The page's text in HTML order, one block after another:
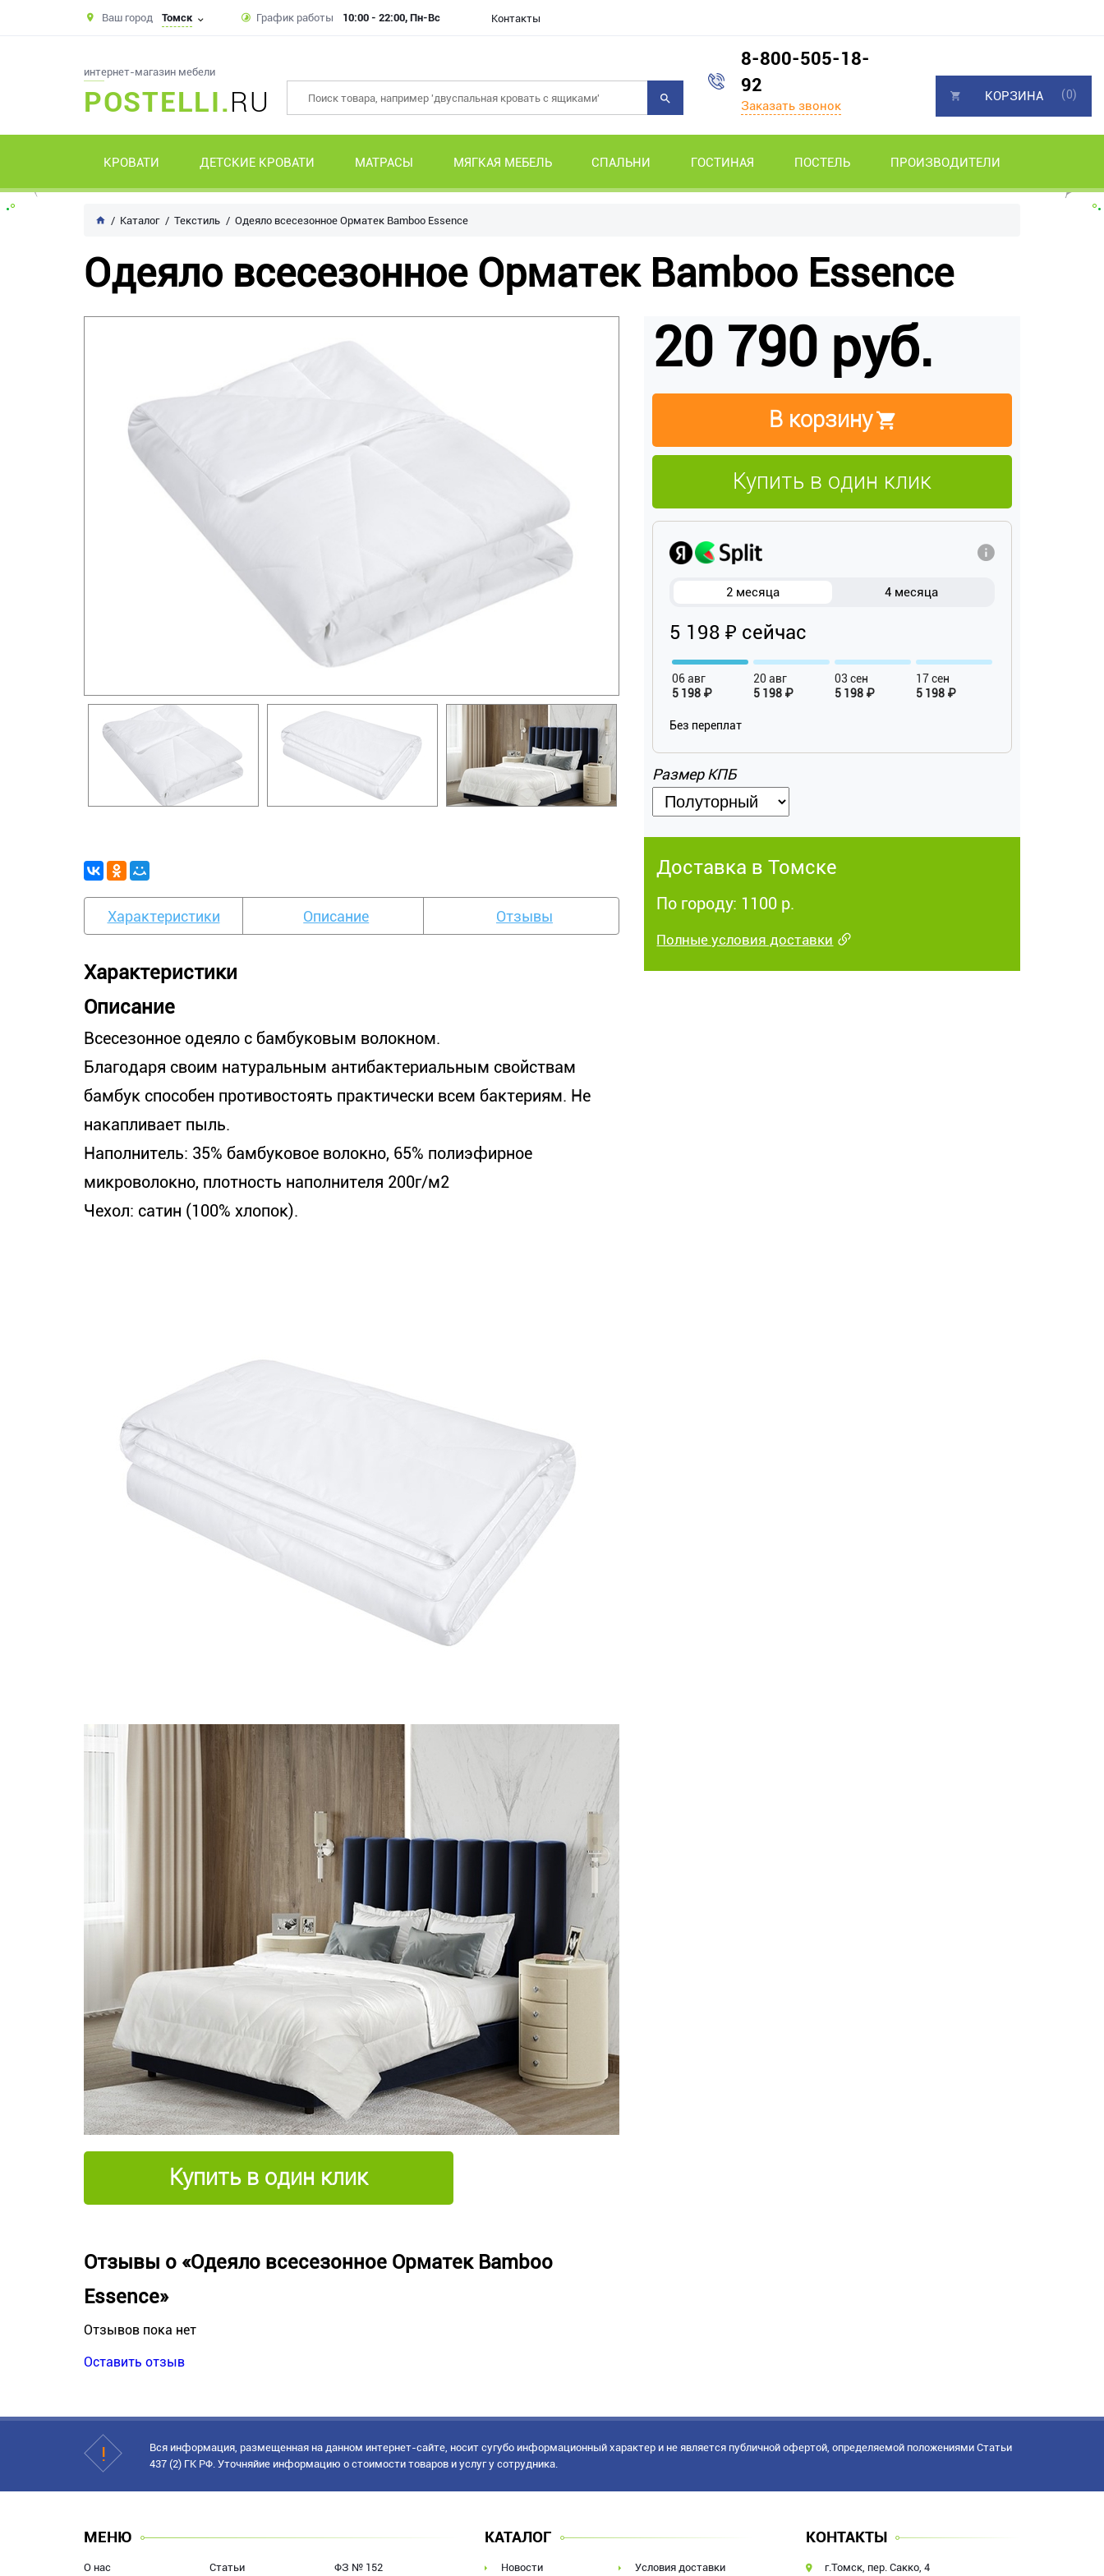
Ваш город Томск График работы 10:00 - 22:00, Пн-Вс Контакты
интернет-магазин мебели
POSTELLI.RU
8-800-505-18-
92
Заказать звонок
КРОВАТИ ДЕТСКИЕ КРОВАТИ МАТРАСЫ МЯГКАЯ МЕБЕЛЬ СПАЛЬНИ ГОСТИНАЯ ПОСТЕЛЬ ПРОИЗВОДИТЕЛИ
КОРЗИНА (0)
Каталог Текстиль Одеяло всесезонное Орматек Bamboo Essence
Одеяло всесезонное Орматек Bamboo Essence
Характеристики Описание Отзывы
Характеристики
Описание
Всесезонное одеяло с бамбуковым волокном.
Благодаря своим натуральным антибактериальным свойствам
бамбук способен противостоять практически всем бактериям. Не
накапливает пыль.
Наполнитель: 35% бамбуковое волокно, 65% полиэфирное
микроволокно, плотность наполнителя 200г/м2
Чехол: сатин (100% хлопок).
Купить в один клик
Отзывы о «Одеяло всесезонное Орматек Bamboo
Essence»
Отзывов пока нет
Оставить отзыв
20 790 руб.
В корзину
Купить в один клик
2 месяца 4 месяца
5 198 ₽ сейчас
06 авг
5 198 ₽
20 авг
5 198 ₽
03 сен
5 198 ₽
17 сен
5 198 ₽
Без переплат
Размер КПБ
Доставка в Томске
По городу: 1100 р.
Полные условия доставки
Вся информация, размещенная на данном интернет-сайте, носит сугубо информационный характер и не является публичной офертой, определяемой положениями Статьи
437 (2) ГК РФ. Уточняйие информацию о стоимости товаров и услуг у сотрудника.
МЕНЮ
О нас Статьи ФЗ № 152
КАТАЛОГ
Новости Условия доставки
КОНТАКТЫ
г.Томск, пер. Сакко, 4